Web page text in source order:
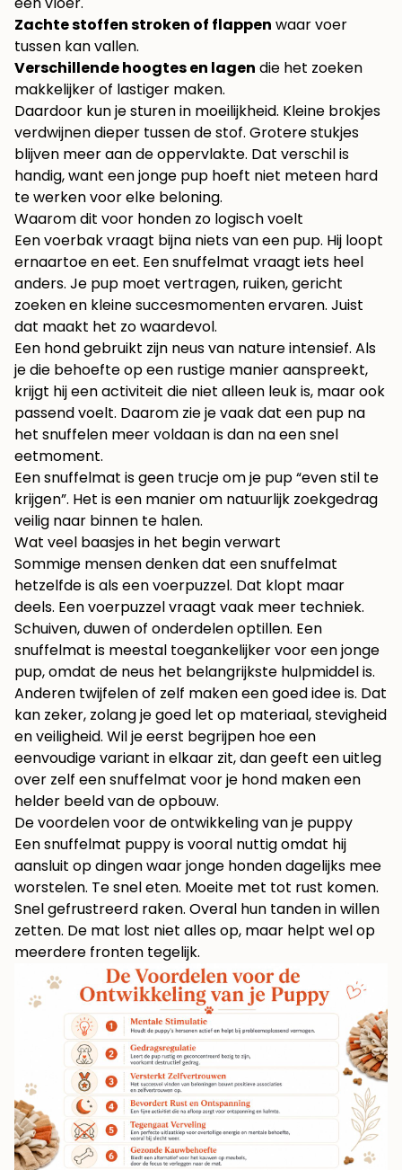
Zachte stoffen stroken of flappen waar voer
tussen kan vallen.
Verschillende hoogtes en lagen die het zoeken
makkelijker of lastiger maken.
Daardoor kun je sturen in moeilijkheid. Kleine brokjes
verdwijnen dieper tussen de stof. Grotere stukjes
blijven meer aan de oppervlakte. Dat verschil is
handig, want een jonge pup hoeft niet meteen hard
te werken voor elke beloning.
Waarom dit voor honden zo logisch voelt
Een voerbak vraagt bijna niets van een pup. Hij loopt
ernaartoe en eet. Een snuffelmat vraagt iets heel
anders. Je pup moet vertragen, ruiken, gericht
zoeken en kleine succesmomenten ervaren. Juist
dat maakt het zo waardevol.
Een hond gebruikt zijn neus van nature intensief. Als
je die behoefte op een rustige manier aanspreekt,
krijgt hij een activiteit die niet alleen leuk is, maar ook
passend voelt. Daarom zie je vaak dat een pup na
het snuffelen meer voldaan is dan na een snel
eetmoment.
Een snuffelmat is geen trucje om je pup “even stil te
krijgen”. Het is een manier om natuurlijk zoekgedrag
veilig naar binnen te halen.
Wat veel baasjes in het begin verwart
Sommige mensen denken dat een snuffelmat
hetzelfde is als een voerpuzzel. Dat klopt maar
deels. Een voerpuzzel vraagt vaak meer techniek.
Schuiven, duwen of onderdelen optillen. Een
snuffelmat is meestal toegankelijker voor een jonge
pup, omdat de neus het belangrijkste hulpmiddel is.
Anderen twijfelen of zelf maken een goed idee is. Dat
kan zeker, zolang je goed let op materiaal, stevigheid
en veiligheid. Wil je eerst begrijpen hoe een
eenvoudige variant in elkaar zit, dan geeft een uitleg
over zelf een snuffelmat voor je hond makeneen
helder beeld van de opbouw.
De voordelen voor de ontwikkeling van je puppy
Een snuffelmat puppy is vooral nuttig omdat hij
aansluit op dingen waar jonge honden dagelijks mee
worstelen. Te snel eten. Moeite met tot rust komen.
Snel gefrustreerd raken. Overal hun tanden in willen
zetten. De mat lost niet alles op, maar helpt wel op
meerdere fronten tegelijk.